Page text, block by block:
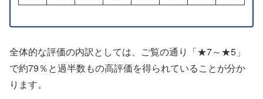
全体的な評価の内訳としては、ご覧の通り「★7～★5」
で約79％と過半数もの高評価を得られていることが分か
ります。